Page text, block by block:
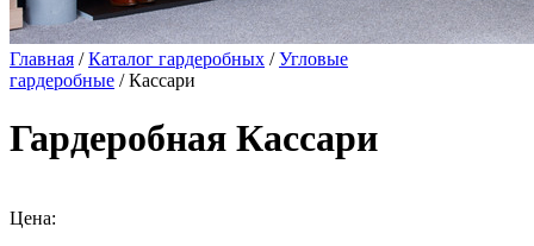
Главная /Каталог гардеробных /Угловые
гардеробные / Кассари
Гардеробная Кассари
Цена: